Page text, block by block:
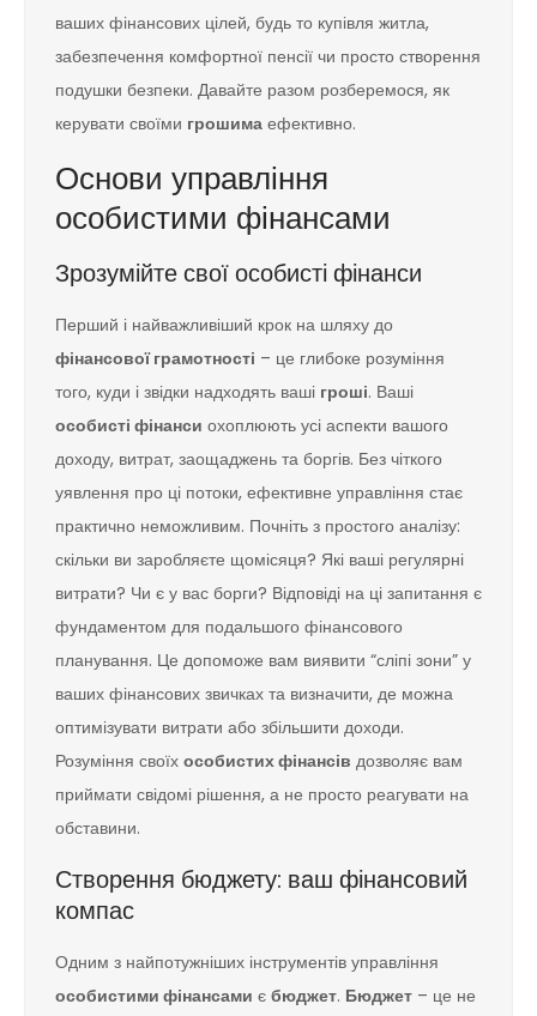
ваших фінансових цілей, будь то купівля житла,
забезпечення комфортної пенсії чи просто створення
подушки безпеки. Давайте разом розберемося, як
керувати своїми грошима ефективно.
Основи управління
особистими фінансами
Зрозумійте свої особисті фінанси
Перший і найважливіший крок на шляху до
фінансової грамотності – це глибоке розуміння
того, куди і звідки надходять ваші гроші. Ваші
особисті фінанси охоплюють усі аспекти вашого
доходу, витрат, заощаджень та боргів. Без чіткого
уявлення про ці потоки, ефективне управління стає
практично неможливим. Почніть з простого аналізу:
скільки ви заробляєте щомісяця? Які ваші регулярні
витрати? Чи є у вас борги? Відповіді на ці запитання є
фундаментом для подальшого фінансового
планування. Це допоможе вам виявити “сліпі зони” у
ваших фінансових звичках та визначити, де можна
оптимізувати витрати або збільшити доходи.
Розуміння своїх особистих фінансів дозволяє вам
приймати свідомі рішення, а не просто реагувати на
обставини.
Створення бюджету: ваш фінансовий
компас
Одним з найпотужніших інструментів управління
особистими фінансами є бюджет. Бюджет – це не